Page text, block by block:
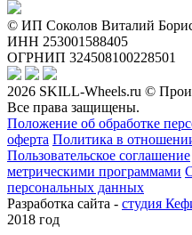
© ИП Соколов Виталий
ИНН 253001588405
ОГРНИП 324508100228501
2026 SKILL-Wheels.ru ©
Все права защищены.
Положение об обработке
оферта Политика в
Пользовательское соглашение
метрическими программами
персональных данных
Разработка сайта - студия
2018 год